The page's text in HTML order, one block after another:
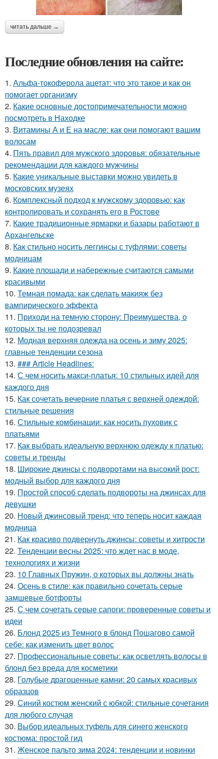
читать дальше →
Последние обновления на сайте:
1. Альфа-токоферола ацетат: что это такое и как он
помогает организму
2. Какие основные достопримечательности можно
посмотреть в Находке
3. Витамины А и Е на масле: как они помогают вашим
волосам
4. Пять правил для мужского здоровья: обязательные
рекомендации для каждого мужчины
5. Какие уникальные выставки можно увидеть в
московских музеях
6. Комплексный подход к мужскому здоровью: как
контролировать и сохранять его в Ростове
7. Какие традиционные ярмарки и базары работают в
Архангельске
8. Как стильно носить леггинсы с туфлями: советы
модницам
9. Какие площади и набережные считаются самыми
красивыми
10. Темная помада: как сделать макияж без
вампирического эффекта
11. Приходи на темную сторону: Преимущества, о
которых ты не подозревал
12. Модная верхняя одежда на осень и зиму 2025:
главные тенденции сезона
13. ### Article Headlines:
14. С чем носить макси-платья: 10 стильных идей для
каждого дня
15. Как сочетать вечерние платья с верхней одеждой:
стильные решения
16. Стильные комбинации: как носить пуховик с
платьями
17. Как выбрать идеальную верхнюю одежду к платью:
советы и тренды
18. Широкие джинсы с подворотами на высокий рост:
модный выбор для каждого дня
19. Простой способ сделать подвороты на джинсах для
девушки
20. Новый джинсовый тренд: что теперь носит каждая
модница
21. Как красиво подвернуть джинсы: советы и хитрости
22. Тенденции весны 2025: что ждет нас в моде,
технологиях и жизни
23. 10 Главных Пружин, о которых вы должны знать
24. Осень в стиле: как правильно сочетать серые
замшевые ботфорты
25. С чем сочетать серые сапоги: проверенные советы и
идеи
26. Блонд 2025 из Темного в блонд Пошагово самой
себе: как изменить цвет волос
27. Профессиональные советы: как осветлять волосы в
блонд без вреда для косметики
28. Голубые драгоценные камни: 20 самых красивых
образцов
29. Синий костюм женский с юбкой: стильные сочетания
для любого случая
30. Выбор идеальных туфель для синего женского
костюма: простой гид
31. Женское пальто зима 2024: тенденции и новинки